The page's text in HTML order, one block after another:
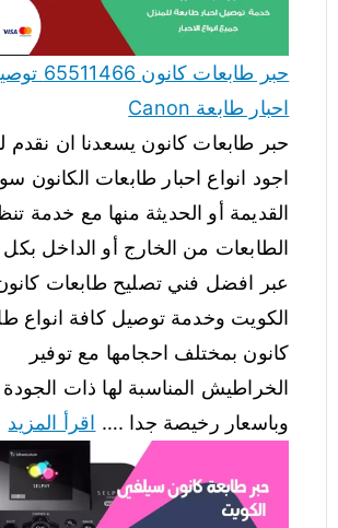
حبر طابعات كانون
احبار طابعة Canon
حبر طابعات كانون يسعدنا ان نقدم
اجود انواع احبار طابعات الكانون
القديمة أو الحديثة منها مع خدمة
الطابعات من الخارج أو الداخل
عبر افضل فني تصليح طابعات
الكويت وخدمة توصيل كافة انواع
كانون بمختلف احجامها مع توفير
الخراطيش المناسبة لها ذات الجودة
وباسعار رخيصة جدا .… اقرأ المزيد